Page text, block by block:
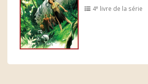
4e livre de la série